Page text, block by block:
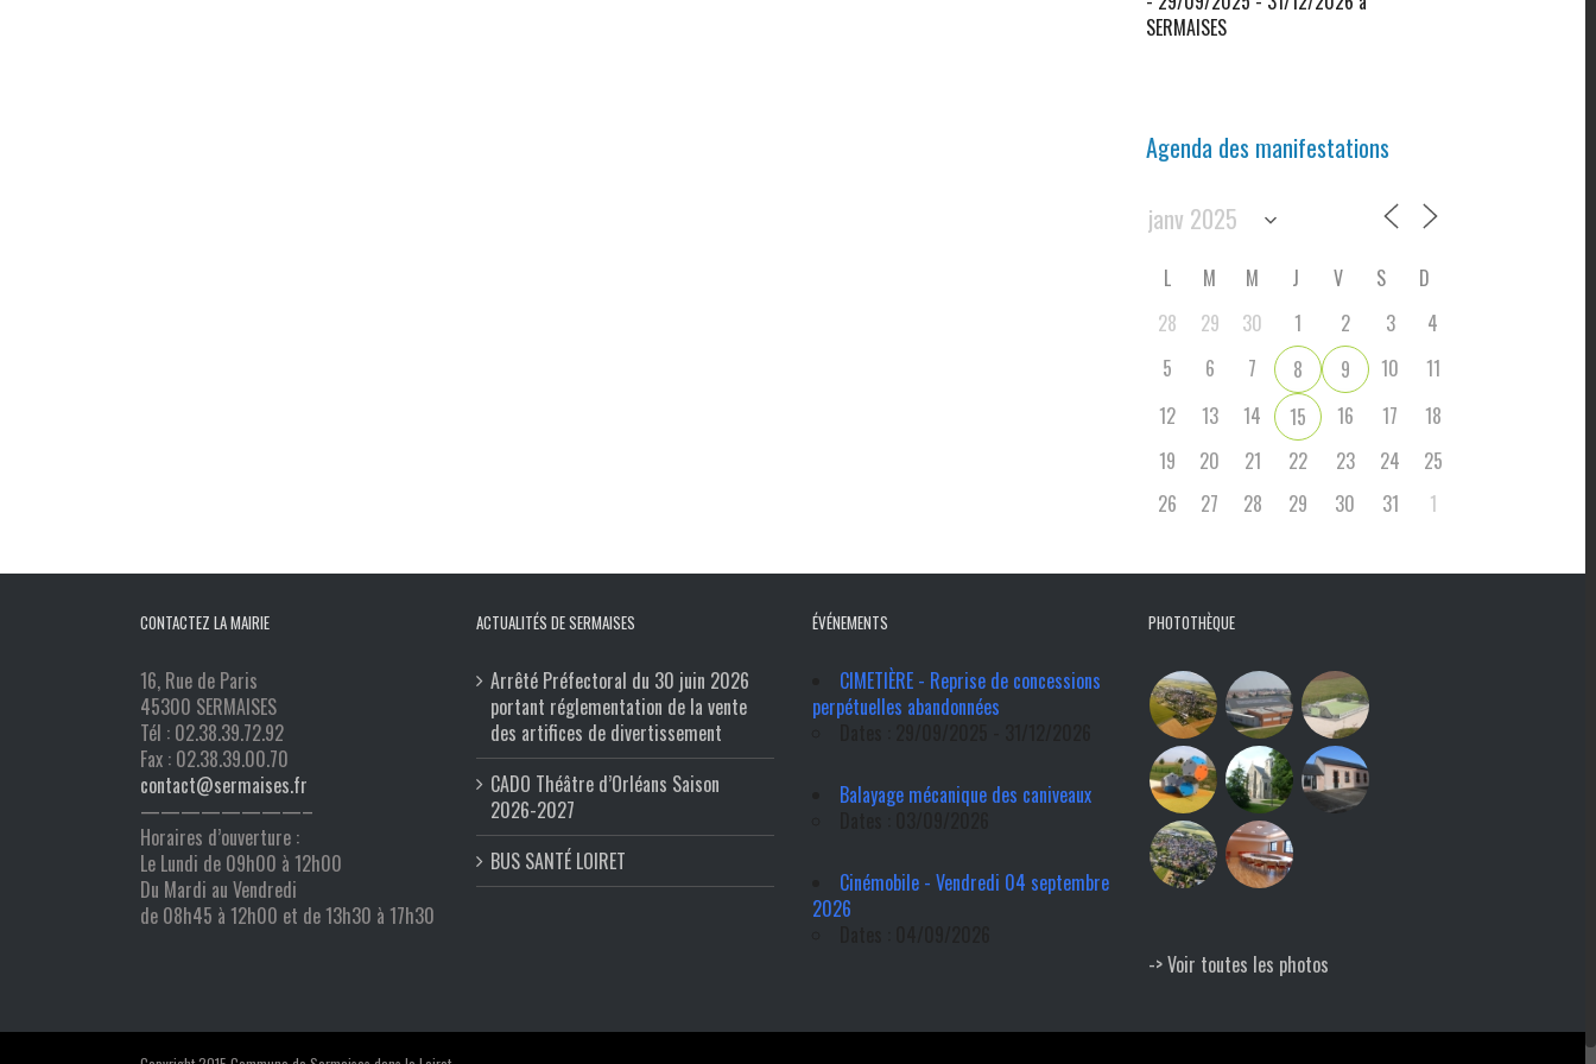
SERMAISES
Agenda des manifestations
L M M J V S
D
28
29 30 1 2 3
4
5
6 7 8 9 10
11
12
13 14 15 16 17
18
19
20 21 22 23 24
25
26
27 28 29 30 31 1
CONTACTEZ LA MAIRIE
16, Rue de Paris
45300 SERMAISES
Tél : 02.38.39.72.92
Fax : 02.38.39.00.70
contact@sermaises.fr
————————–
Horaires d’ouverture :
Le Lundi de 09h00 à 12h00
Du Mardi au Vendredi
de 08h45 à 12h00 et de 13h30 à 17h30
ACTUALITÉS DE SERMAISES
Arrêté Préfectoral du 30 juin 2026
portant réglementation de la vente
des artifices de divertissement
CADO Théâtre d’Orléans Saison
2026-2027
BUS SANTÉ LOIRET
ÉVÉNEMENTS
CIMETIÈRE - Reprise de concessions
perpétuelles abandonnées
Balayage mécanique des caniveaux
Cinémobile - Vendredi 04 septembre
2026
PHOTOTHÈQUE
-> Voir toutes les photos